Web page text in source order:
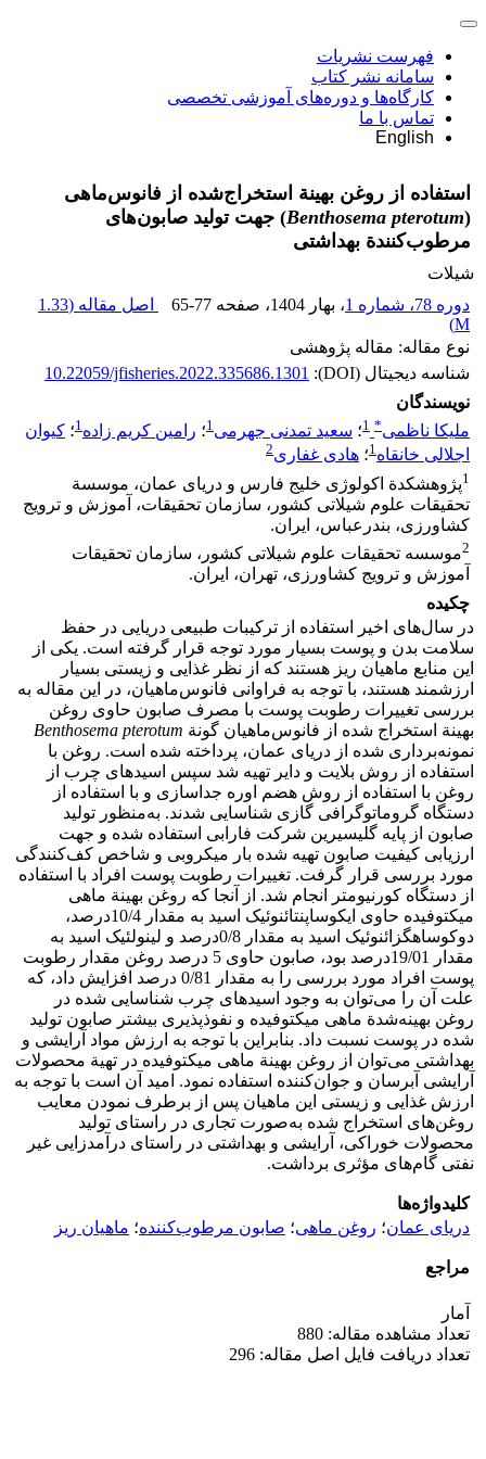
فهرست نشریات
سامانه نشر کتاب
کارگاه‌ها و دوره‌های آموزشی تخصصی
تماس با ما
English
استفاده از روغن بهینة استخراج‌شده از فانوس‌ماهی
(
Benthosema pterotum) جهت تولید صابون‌های
مرطوب‌کنندة بهداشتی
شیلات
دوره 78، شماره 1
، بهار 1404 ، صفحه 65-77 اصل مقاله (1.33
M
)
نوع مقاله: مقاله پژوهشی
شناسه دیجیتال (DOI):
10.22059/jfisheries.2022.335686.1301
نویسندگان
ملیکا ناظمی*
1؛ سعید تمدنی جهرمی1؛ رامین کریم زاده1؛ کیوان
اجلالی خانقاه1؛ هادی غفاری2
1پژوهشکدة اکولوژی خلیج فارس و دریای عمان، موسسة
تحقیقات علوم شیلاتی کشور، سازمان تحقیقات، آموزش و ترویج
کشاورزی، بندرعباس، ایران.
2موسسه تحقیقات علوم شیلاتی کشور، سازمان تحقیقات
آموزش و ترویج کشاورزی، تهران، ایران.
چکیده
در سال‌های اخیر استفاده از ترکیبات طبیعی دریایی در حفظ
سلامت بدن و پوست بسیار مورد توجه قرار گرفته است. یکی از
این منابع ماهیان ریز هستند که از نظر غذایی و زیستی بسیار
ارزشمند هستند، با توجه به فراوانی فانوس‌ماهیان، در این مقاله به
بررسی تغییرات رطوبت پوست با مصرف صابون حاوی روغن
بهینة استخراج شده از فانوس‌ماهیان گونة Benthosema pterotum
نمونه‌برداری شده از دریای عمان، پرداخته شده است. روغن با
استفاده از روش بلایت و دایر تهیه شد سپس اسیدهای چرب از
روغن با استفاده از روش هضم اوره جداسازی و با استفاده از
دستگاه گروماتوگرافی گازی شناسایی شدند. به‌منظور تولید
صابون از پایه گلیسیرین شرکت فارابی استفاده شده و جهت
ارزیابی کیفیت صابون تهیه شده بار میکروبی و شاخص کف‌کنندگی
مورد بررسی قرار گرفت. تغییرات رطوبت پوست افراد با استفاده
از دستگاه کورنیومتر انجام شد. از آنجا که روغن بهینة ماهی
میکتوفیده حاوی ایکوساپنتائنوئیک اسید به مقدار 10/4درصد،
دوکوساهگزائنوئیک اسید به مقدار 0/8درصد و لینولئیک اسید به
مقدار 19/01درصد بود، صابون حاوی 5 درصد روغن مقدار رطوبت
پوست افراد مورد بررسی را به مقدار 0/81 درصد افزایش داد، که
علت آن را می‌توان به وجود اسیدهای چرب شناسایی شده در
روغن بهینه‌شدة ماهی میکتوفیده و نفوذ‌پذیری بیشتر صابون تولید
شده در پوست نسبت داد. بنابراین با توجه به ارزش مواد آرایشی و
بهداشتی می‌توان از روغن بهینة ماهی میکتوفیده در تهیة محصولات
آرایشی آبرسان و جوان‌کننده استفاده نمود. امید آن است با توجه به
ارزش غذایی و زیستی این ماهیان پس از برطرف نمودن معایب
روغن‌های استخراج شده به‌صورت تجاری در راستای تولید
محصولات خوراکی، آرایشی و بهداشتی در راستای درآمدزایی غیر
نفتی گام‌های مؤثری برداشت.
کلیدواژه‌ها
دریای عمان؛ روغن ماهی؛ صابون مرطوب‌کننده؛ ماهیان ریز
مراجع
آمار
تعداد مشاهده مقاله: 880
تعداد دریافت فایل اصل مقاله: 296